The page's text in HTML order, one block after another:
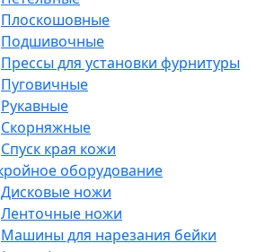
Плоскошовные
Подшивочные
Прессы для установки фурнитуры
Пуговичные
Рукавные
Скорняжные
Спуск края кожи
оборудование
Дисковые ножи
Ленточные ножи
Машины для нарезания бейки